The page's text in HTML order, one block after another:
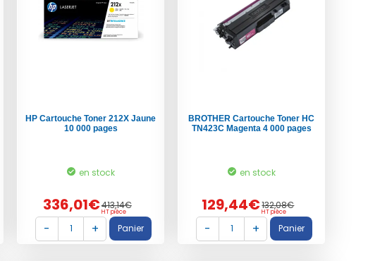
HP Cartouche Toner 212X Jaune
10 000 pages
en stock
336,01€413,14€
HT pièce
BROTHER Cartouche Toner HC
TN423C Magenta 4 000 pages
en stock
129,44€132,08€
HT pièce